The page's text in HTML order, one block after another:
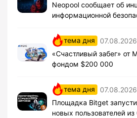
Neopool сообщает об
информационной
тема дня
07.08.2026
«Счастливый забег» от
фондом $200 000
тема дня
07.08.2026
Площадка Bitget
новых пользователей